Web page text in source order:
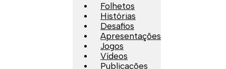
Folhetos
Histórias
Desafios
Apresentações
Jogos
Vídeos
Publicações